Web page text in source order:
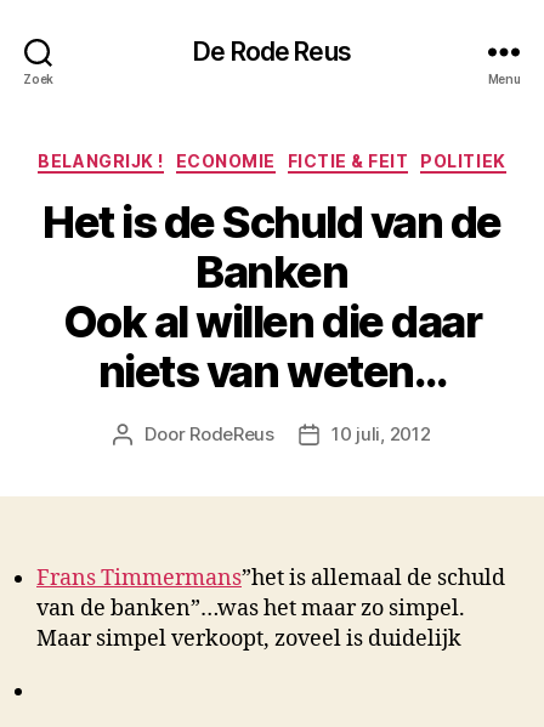
Zoek
De Rode Reus
Menu
Categorieën
BELANGRIJK ! ECONOMIE FICTIE & FEIT POLITIEK
Het is de Schuld van de
Banken
Ook al willen die daar
niets van weten…
Berichtauteur
Door RodeReus Berichtdatum
10 juli, 2012
Frans Timmermans‎”het is allemaal de schuld
van de banken”…was het maar zo simpel.
Maar simpel verkoopt, zoveel is duidelijk